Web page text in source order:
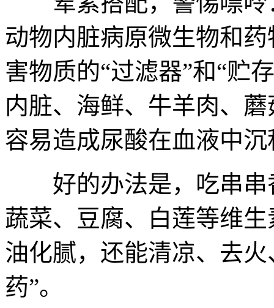
动物内脏病原微生物和
害物质的“过滤器”和“贮
内脏、海鲜、牛羊肉、
容易造成尿酸在血液中
好的办法是，吃串串
蔬菜、豆腐、白莲等维
油化腻，还能清凉、去
药”。